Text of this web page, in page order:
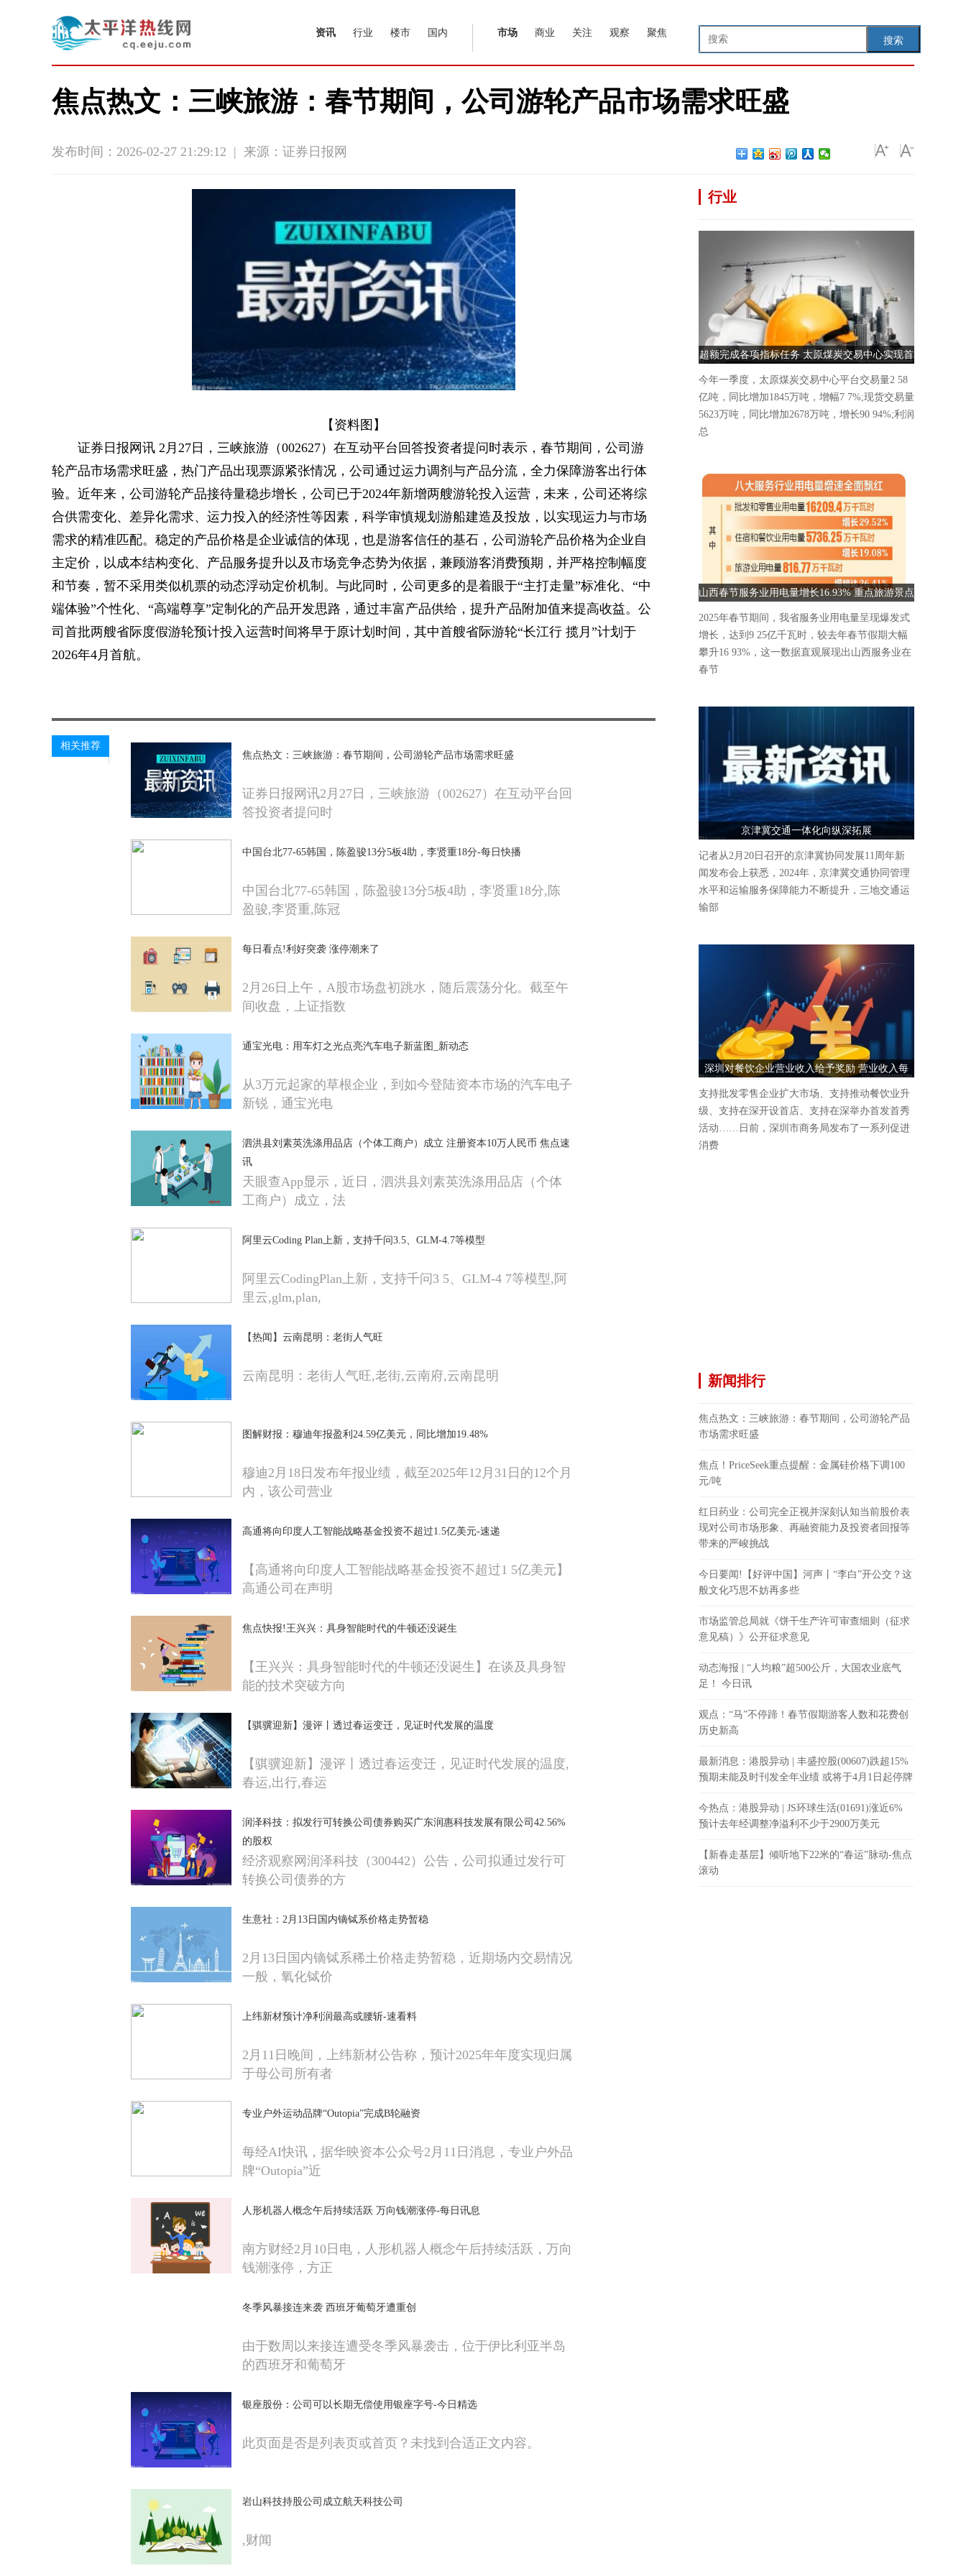
搜索
资讯 行业 楼市 国内 市场 商业 关注 观察 聚焦
焦点热文：三峡旅游：春节期间，公司游轮产品市场需求旺盛
发布时间：2026-02-27 21:29:12 | 来源：证券日报网
【资料图】
证券日报网讯 2月27日，三峡旅游（002627）在互动平台回答投资者提问时表示，春节期间，公司游
轮产品市场需求旺盛，热门产品出现票源紧张情况，公司通过运力调剂与产品分流，全力保障游客出行体
验。近年来，公司游轮产品接待量稳步增长，公司已于2024年新增两艘游轮投入运营，未来，公司还将综
合供需变化、差异化需求、运力投入的经济性等因素，科学审慎规划游船建造及投放，以实现运力与市场
需求的精准匹配。稳定的产品价格是企业诚信的体现，也是游客信任的基石，公司游轮产品价格为企业自
主定价，以成本结构变化、产品服务提升以及市场竞争态势为依据，兼顾游客消费预期，并严格控制幅度
和节奏，暂不采用类似机票的动态浮动定价机制。与此同时，公司更多的是着眼于“主打走量”标准化、“中
端体验”个性化、“高端尊享”定制化的产品开发思路，通过丰富产品供给，提升产品附加值来提高收益。公
司首批两艘省际度假游轮预计投入运营时间将早于原计划时间，其中首艘省际游轮“长江行 揽月”计划于
2026年4月首航。
相关推荐
焦点热文：三峡旅游：春节期间，公司游轮产品市场需求旺盛
证券日报网讯2月27日，三峡旅游（002627）在互动平台回
答投资者提问时
中国台北77-65韩国，陈盈骏13分5板4助，李贤重18分-每日快播
中国台北77-65韩国，陈盈骏13分5板4助，李贤重18分,陈
盈骏,李贤重,陈冠
每日看点!利好突袭 涨停潮来了
2月26日上午，A股市场盘初跳水，随后震荡分化。截至午
间收盘，上证指数
通宝光电：用车灯之光点亮汽车电子新蓝图_新动态
从3万元起家的草根企业，到如今登陆资本市场的汽车电子
新锐，通宝光电
泗洪县刘素英洗涤用品店（个体工商户）成立 注册资本10万人民币 焦点速
讯
天眼查App显示，近日，泗洪县刘素英洗涤用品店（个体
工商户）成立，法
阿里云Coding Plan上新，支持千问3.5、GLM-4.7等模型
阿里云CodingPlan上新，支持千问3 5、GLM-4 7等模型,阿
里云,glm,plan,
【热闻】云南昆明：老街人气旺
云南昆明：老街人气旺,老街,云南府,云南昆明
图解财报：穆迪年报盈利24.59亿美元，同比增加19.48%
穆迪2月18日发布年报业绩，截至2025年12月31日的12个月
内，该公司营业
高通将向印度人工智能战略基金投资不超过1.5亿美元-速递
【高通将向印度人工智能战略基金投资不超过1 5亿美元】
高通公司在声明
焦点快报!王兴兴：具身智能时代的牛顿还没诞生
【王兴兴：具身智能时代的牛顿还没诞生】在谈及具身智
能的技术突破方向
【骐骥迎新】漫评丨透过春运变迁，见证时代发展的温度
【骐骥迎新】漫评丨透过春运变迁，见证时代发展的温度,
春运,出行,春运
润泽科技：拟发行可转换公司债券购买广东润惠科技发展有限公司42.56%
的股权
经济观察网润泽科技（300442）公告，公司拟通过发行可
转换公司债券的方
生意社：2月13日国内镝铽系价格走势暂稳
2月13日国内镝铽系稀土价格走势暂稳，近期场内交易情况
一般，氧化铽价
上纬新材预计净利润最高或腰斩-速看料
2月11日晚间，上纬新材公告称，预计2025年年度实现归属
于母公司所有者
专业户外运动品牌“Outopia”完成B轮融资
每经AI快讯，据华映资本公众号2月11日消息，专业户外品
牌“Outopia”近
人形机器人概念午后持续活跃 万向钱潮涨停-每日讯息
南方财经2月10日电，人形机器人概念午后持续活跃，万向
钱潮涨停，方正
冬季风暴接连来袭 西班牙葡萄牙遭重创
由于数周以来接连遭受冬季风暴袭击，位于伊比利亚半岛
的西班牙和葡萄牙
银座股份：公司可以长期无偿使用银座字号-今日精选
此页面是否是列表页或首页？未找到合适正文内容。
岩山科技持股公司成立航天科技公司
,财闻
行业
超额完成各项指标任务 太原煤炭交易中心实现首
季“开门红”
今年一季度，太原煤炭交易中心平台交易量2 58
亿吨，同比增加1845万吨，增幅7 7%;现货交易量
5623万吨，同比增加2678万吨，增长90 94%;利润
总
山西春节服务业用电量增长16.93% 重点旅游景点
人气爆棚
2025年春节期间，我省服务业用电量呈现爆发式
增长，达到9 25亿千瓦时，较去年春节假期大幅
攀升16 93%，这一数据直观展现出山西服务业在
春节
京津冀交通一体化向纵深拓展
记者从2月20日召开的京津冀协同发展11周年新
闻发布会上获悉，2024年，京津冀交通协同管理
水平和运输服务保障能力不断提升，三地交通运
输部
深圳对餐饮企业营业收入给予奖励 营业收入每
1000万元奖励5万元
支持批发零售企业扩大市场、支持推动餐饮业升
级、支持在深开设首店、支持在深举办首发首秀
活动……日前，深圳市商务局发布了一系列促进
消费
新闻排行
焦点热文：三峡旅游：春节期间，公司游轮产品
市场需求旺盛
焦点！PriceSeek重点提醒：金属硅价格下调100
元/吨
红日药业：公司完全正视并深刻认知当前股价表
现对公司市场形象、再融资能力及投资者回报等
带来的严峻挑战
今日要闻!【好评中国】河声丨“李白”开公交？这
般文化巧思不妨再多些
市场监管总局就《饼干生产许可审查细则（征求
意见稿）》公开征求意见
动态海报 | “人均粮”超500公斤，大国农业底气
足！ 今日讯
观点：“马”不停蹄！春节假期游客人数和花费创
历史新高
最新消息：港股异动 | 丰盛控股(00607)跌超15%
预期未能及时刊发全年业绩 或将于4月1日起停牌
今热点：港股异动 | JS环球生活(01691)涨近6%
预计去年经调整净溢利不少于2900万美元
【新春走基层】倾听地下22米的“春运”脉动-焦点
滚动